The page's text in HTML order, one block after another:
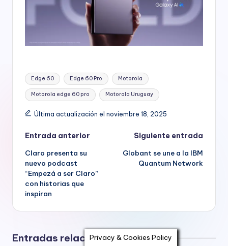
Etiquetas:
Edge 60 Edge 60 Pro Motorola
Motorola edge 60 pro Motorola Uruguay
Última actualización el noviembre 18, 2025
Navegación
de
entradas
Entrada anterior
Claro presenta su
nuevo podcast
“Empezá a ser Claro”
con historias que
inspiran
Siguiente entrada
Globant se une a la IBM
Quantum Network
Entradas relacionadasPrivacy & Cookies Policy